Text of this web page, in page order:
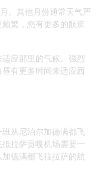
。其他月份通常天气严
繁，您有更多的航班
应那里的气候。强烈
有更多时间来适应西
从尼泊尔加德满都飞
拉萨贡嘎机场需要一
德满都飞往拉萨的航